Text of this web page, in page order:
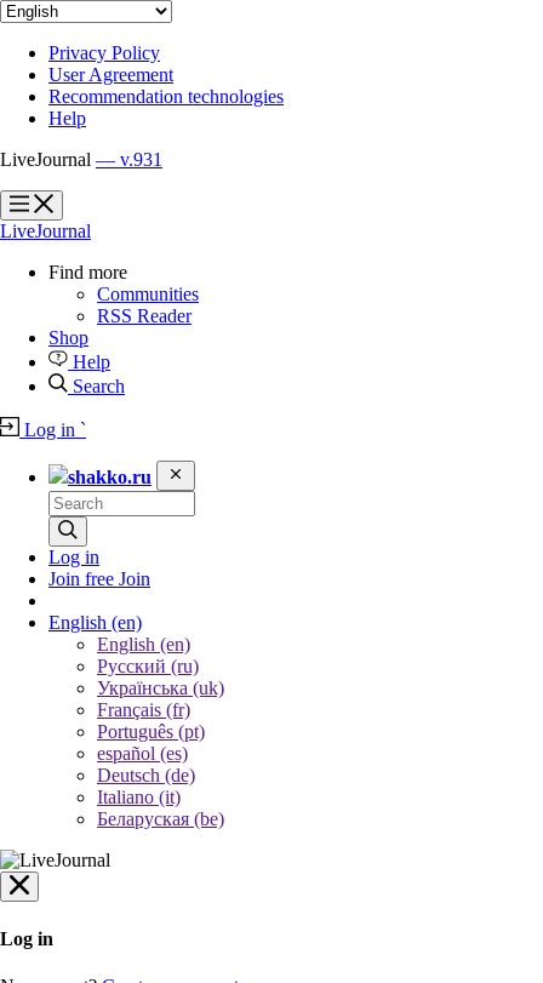
Privacy Policy
User Agreement
Recommendation technologies
Help
LiveJournal — v.931
?
?
LiveJournal
Find more
Communities
RSS Reader
Shop
Help
Search
Log in `
shakko.ru
Log in
Join free Join
English (en)
English (en)
Русский (ru)
Українська (uk)
Français (fr)
Português (pt)
español (es)
Deutsch (de)
Italiano (it)
Беларуская (be)
Log in